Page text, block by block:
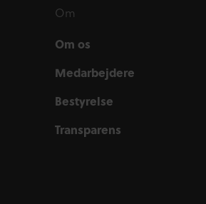
Om
Om os
Medarbejdere
Bestyrelse
Transparens